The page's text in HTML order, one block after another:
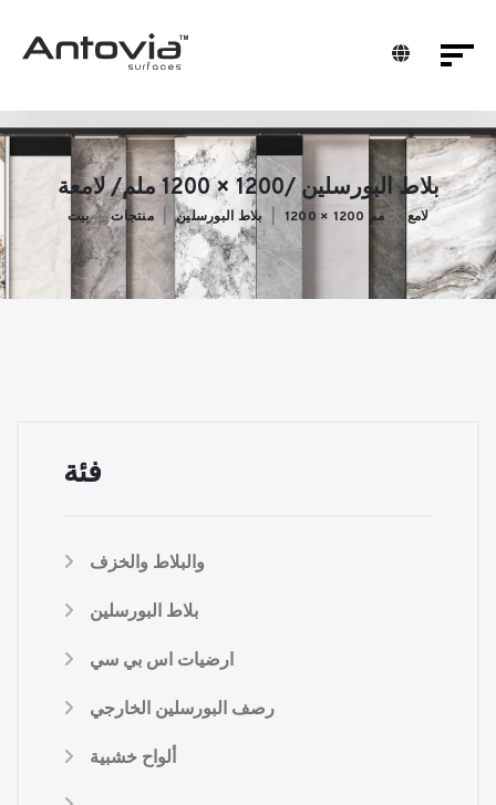
بلاط البورسلين /1200 × 1200 ملم/ لامعة
بيت منتجات بلاط البورسلين 1200 × 1200 مم لامع
فئة
والبلاط والخزف
بلاط البورسلين
ارضيات اس بي سي
رصف البورسلين الخارجي
ألواح خشبية